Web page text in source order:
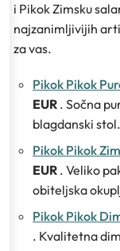
i Pikok Zimsku
najzanimljivijih
za vas.
Pikok Pikok
EUR . Sočna
blagdanski stol.
Pikok Pikok
EUR . Veliko
obiteljska
Pikok Pikok
. Kvalitetna